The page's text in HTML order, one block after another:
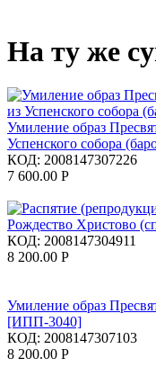
На ту же
Умиление образ
Успенского собора
КОД: 2008147307226
7 600.00 Р
Рождество Христово
КОД: 2008147304911
8 200.00 Р
Умиление образ
[ИПП-3040]
КОД: 2008147307103
8 200.00 Р